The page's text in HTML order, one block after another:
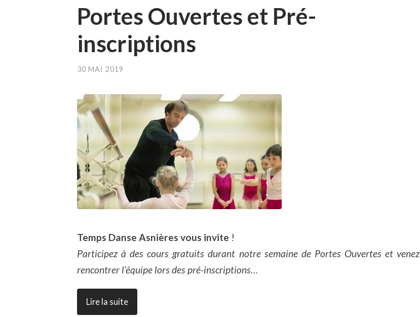
Portes Ouvertes et Pré-
inscriptions
30 MAI 2019
Temps Danse Asnières vous invite !
Participez à des cours gratuits durant notre semaine de Portes Ouvertes et venez
rencontrer l’équipe lors des pré-inscriptions…
Lire la suite